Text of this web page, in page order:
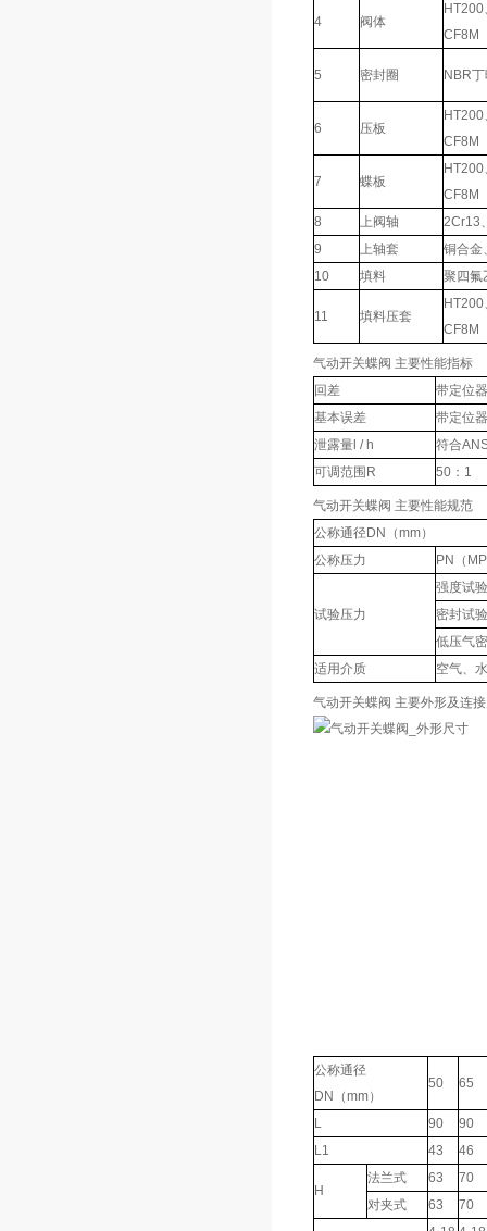
4 阀体
CF8M
5 密封圈 NBR
6 压板
CF8M
7 蝶板
CF8M
8
上阀轴
2Cr13
9
上轴套
铜合金
10
填料 聚四氟
11 填料压套
CF8M
气动开关蝶阀 主要性能指标
回差
带定位
基本误差
带定位
泄露量l / h
符合
可调范围R
50：1
气动开关蝶阀 主要性能规范
公称通径DN（mm）
公称压力
PN（
试验压力
强度试验
密封试验
低压气
适用介质
空气、
气动开关蝶阀 主要外形及连
公称通径
DN（mm）
50 65
L 90
90
L1
43 46
H
法兰式 63
70
对夹式
63
70